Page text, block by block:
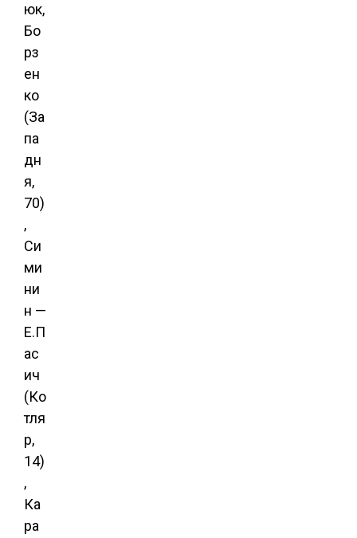
юк,
Бо
рз
ен
ко
(За
па
дн
я,
70)
,
Си
ми
ни
н —
Е.П
ас
ич
(Ко
тля
р,
14)
,
Ка
ра